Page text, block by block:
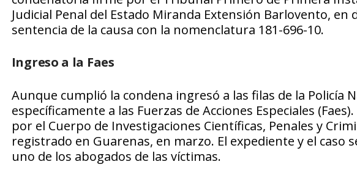
Judicial Penal del Estado Miranda Extensión Barlovento, en
sentencia de la causa con la nomenclatura 181-696-10.
Ingreso a la Faes
Aunque cumplió la condena ingresó a las filas de la Policía
específicamente a las Fuerzas de Acciones Especiales
por el Cuerpo de Investigaciones Científicas, Penales y
registrado en Guarenas, en marzo. El expediente y el caso
uno de los abogados de las víctimas.